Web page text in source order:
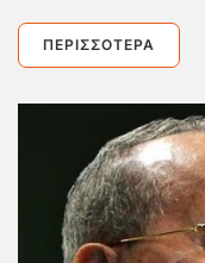
ΠΕΡΙΣΣΌΤΕΡΑ